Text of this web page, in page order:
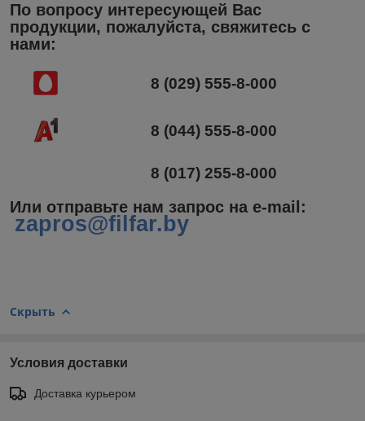
По вопросу интересующей Вас
продукции, пожалуйста, свяжитесь с
нами:
8 (029) 555-8-000
8 (044) 555-8-000
8 (017) 255-8-000
Или отправьте нам запрос на e-mail :
zapros@filfar.by
Скрыть
Условия доставки
Доставка курьером